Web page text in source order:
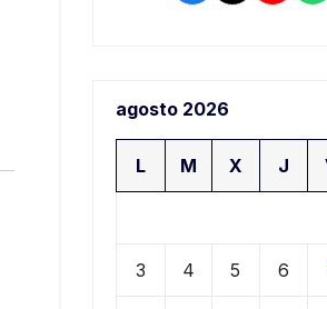
agosto 2026
L M X J
3 4 5 6